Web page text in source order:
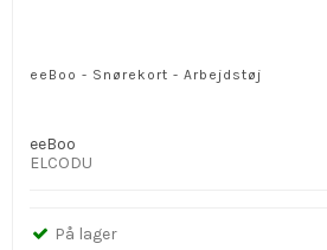
eeBoo - Snørekort - Arbejdstøj
eeBoo
ELCODU
På lager